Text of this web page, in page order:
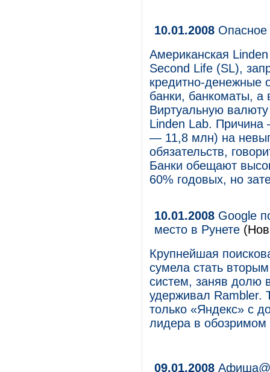
10.01.2008 Опасное
Американская
Second Life (SL),
кредитно-денежные
банки, банкоматы,
Виртуальную
Linden Lab.
— 11,8 млн) на
обязательств,
Банки обещают
60% годовых, но
10.01.2008 Google
место в Рунете
Крупнейшая
сумела стать
систем, заняв долю
удерживал Rambler.
только «Яндекс» с
лидера в обозримом
09.01.2008